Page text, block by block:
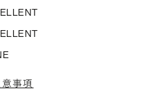
事項